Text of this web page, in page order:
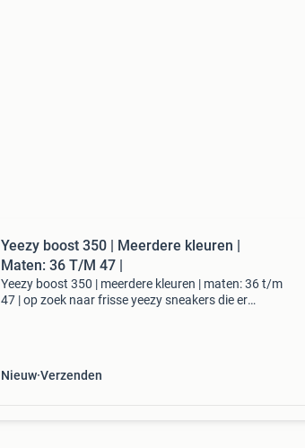
Yeezy boost 350 | Meerdere kleuren |
Maten: 36 T/M 47 |
Yeezy boost 350 | meerdere kleuren | maten: 36 t/m
47 | op zoek naar frisse yeezy sneakers die er
Nieuw Verzenden